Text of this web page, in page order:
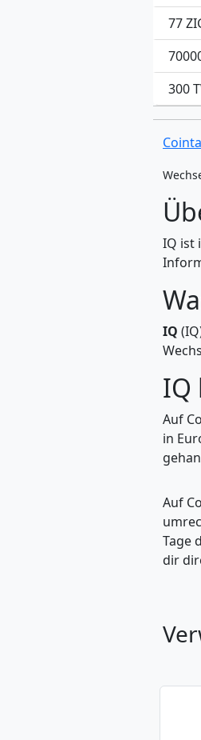
77
300
IQ ist
IQ
IQ
Auf
in
Auf
Tage
dir